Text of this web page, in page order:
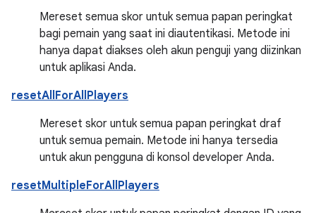
Mereset semua skor untuk semua papan peringkat
bagi pemain yang saat ini diautentikasi. Metode ini
hanya dapat diakses oleh akun penguji yang diizinkan
untuk aplikasi Anda.
resetAllForAllPlayers
Mereset skor untuk semua papan peringkat draf
untuk semua pemain. Metode ini hanya tersedia
untuk akun pengguna di konsol developer Anda.
resetMultipleForAllPlayers